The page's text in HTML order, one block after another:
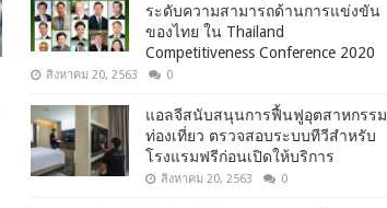
ระดับความสามารถด้านการแข่งขัน
ของไทย ใน Thailand
Competitiveness Conference 2020
สิงหาคม 20, 2563 0
แอลจีสนับสนุนการฟื้นฟูอุตสาหกรรม
ท่องเที่ยว ตรวจสอบระบบทีวีสำหรับ
โรงแรมฟรีก่อนเปิดให้บริการ
สิงหาคม 20, 2563 0